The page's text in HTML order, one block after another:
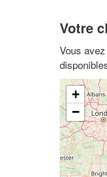
Votre
Vous
+
−